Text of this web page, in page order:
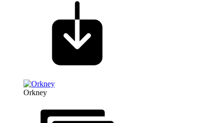
Orkney